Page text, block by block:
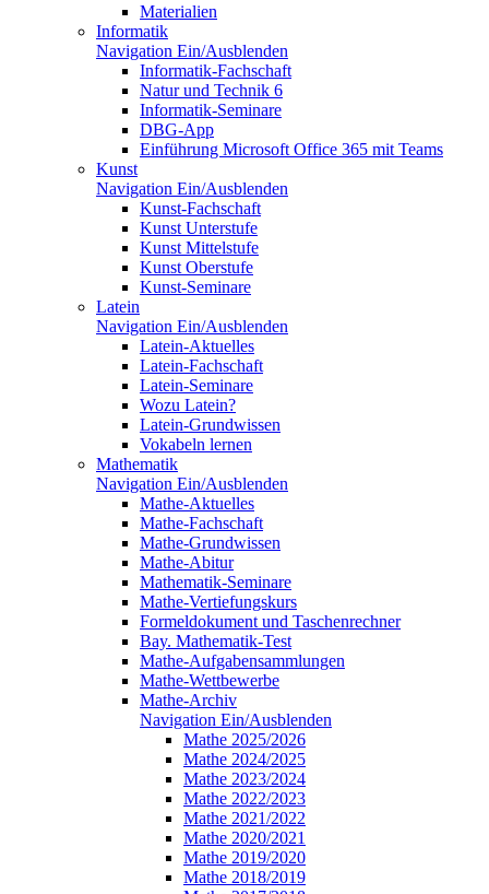
Materialien
Informatik
Navigation Ein/Ausblenden
Informatik-Fachschaft
Natur und Technik 6
Informatik-Seminare
DBG-App
Einführung Microsoft Office 365 mit Teams
Kunst
Navigation Ein/Ausblenden
Kunst-Fachschaft
Kunst Unterstufe
Kunst Mittelstufe
Kunst Oberstufe
Kunst-Seminare
Latein
Navigation Ein/Ausblenden
Latein-Aktuelles
Latein-Fachschaft
Latein-Seminare
Wozu Latein?
Latein-Grundwissen
Vokabeln lernen
Mathematik
Navigation Ein/Ausblenden
Mathe-Aktuelles
Mathe-Fachschaft
Mathe-Grundwissen
Mathe-Abitur
Mathematik-Seminare
Mathe-Vertiefungskurs
Formeldokument und Taschenrechner
Bay. Mathematik-Test
Mathe-Aufgabensammlungen
Mathe-Wettbewerbe
Mathe-Archiv
Navigation Ein/Ausblenden
Mathe 2025/2026
Mathe 2024/2025
Mathe 2023/2024
Mathe 2022/2023
Mathe 2021/2022
Mathe 2020/2021
Mathe 2019/2020
Mathe 2018/2019